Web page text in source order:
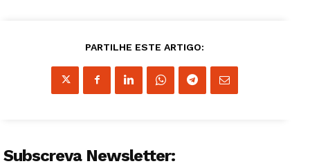
PARTILHE ESTE ARTIGO:
Subscreva Newsletter: